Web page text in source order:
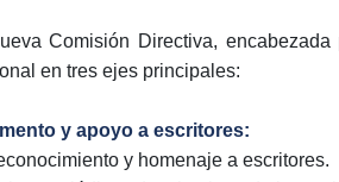
Comisión Directiva,
en tres ejes principales:
y apoyo a escritores:
y homenaje a escritores.